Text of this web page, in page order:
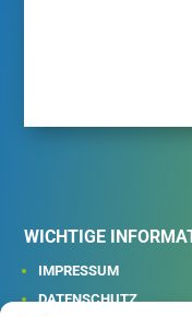
WICHTIGE
IMPRESSUM
DATENSCHUTZ